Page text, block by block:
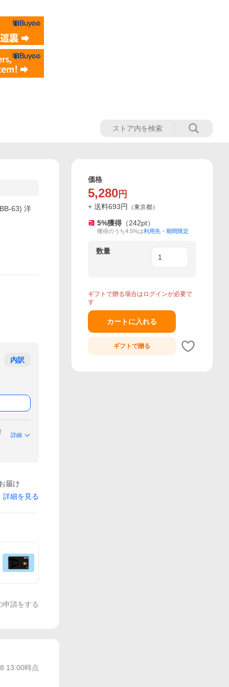
63) 洋
内訳
詳細
届け
詳細を見る
申請をする
13:00時点
価格
5,280 円
+ 送料693円 （東京都）
5%獲得 （242pt）
獲得のうち4.5%は利用先・期間限定
数量
ギフトで贈る場合はログインが必要で
す
カートに入れる
ギフトで贈る